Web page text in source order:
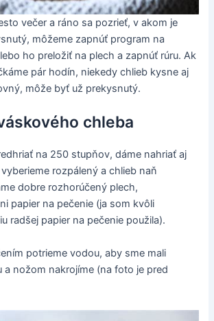
večer a ráno sa pozrieť, v akom je
môžeme zapnúť program na
ho preložiť na plech a zapnúť rúru. Ak
pár hodín, niekedy chlieb kysne aj
môže byť už prekysnutý.
chleba
na 250 stupňov, dáme nahriať aj
rozpálený a chlieb naň
dobre rozhorúčený plech,
papier na pečenie (ja som kvôli
radšej papier na pečenie použila).
potrieme vodou, aby sme mali
a nožom nakrojíme (na foto je pred